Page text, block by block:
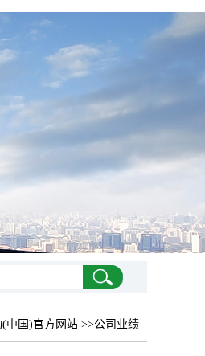
中国)官方网站 >>公司业绩